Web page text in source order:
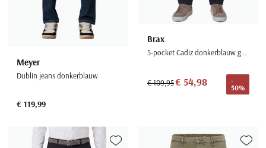
Meyer
Dublin jeans donkerblauw
€ 119,99
Brax
5-pocket Cadiz donkerblauw geruit
€ 109,95€ 54,98
-
50%